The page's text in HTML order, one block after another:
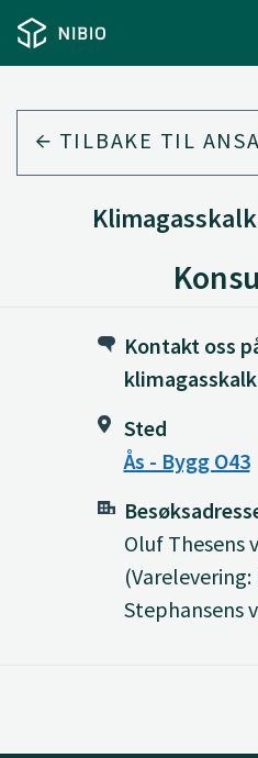
TILBAKE TIL
Kontakt oss
Sted
Ås - Bygg O43
Oluf Thesens
Stephansens